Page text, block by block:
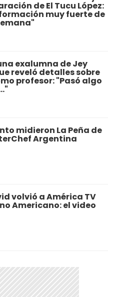
de El Tucu López:
muy fuerte de
exalumna de Jey
reveló detalles sobre
profesor: "Pasó algo
midieron La Peña de
Argentina
volvió a América TV
Americano: el video